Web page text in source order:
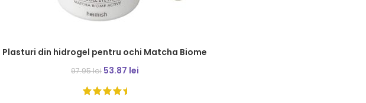
Plasturi din hidrogel pentru ochi Matcha Biome
97.95lei 53.87 lei